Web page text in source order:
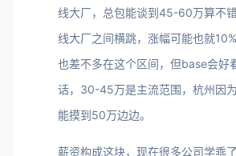
线大厂，总包能谈到45-60万算不
线大厂之间横跳，涨幅可能也就
也差不多在这个区间，但base会好
话，30-45万是主流范围，杭州因
能摸到50万边边。
薪资构成这块，现在很多公司学乖